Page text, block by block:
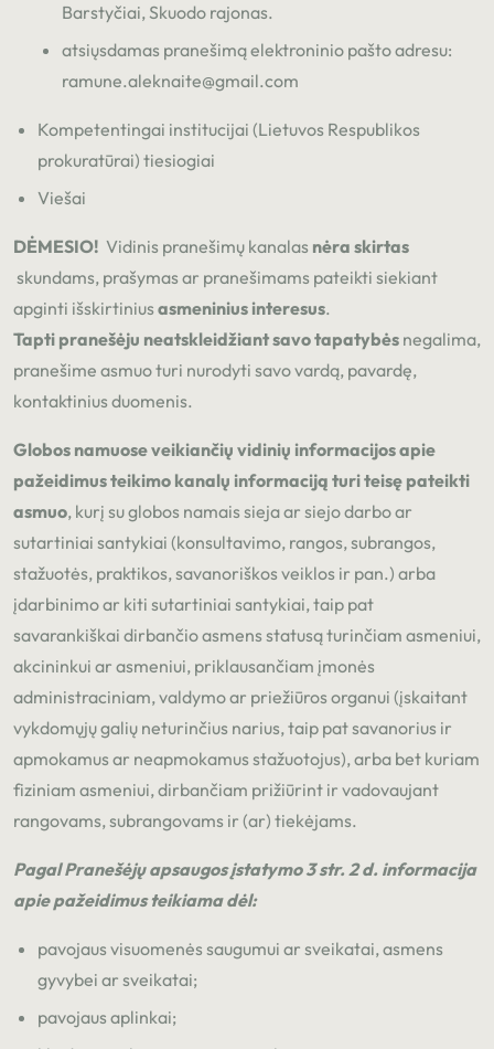
Barstyčiai, Skuodo rajonas.
atsiųsdamas pranešimą elektroninio pašto adresu:
ramune.aleknaite@gmail.com
Kompetentingai institucijai (Lietuvos Respublikos
prokuratūrai) tiesiogiai
Viešai
DĖMESIO! Vidinis pranešimų kanalas nėra skirtas
skundams, prašymas ar pranešimams pateikti siekiant
apginti išskirtiniusasmeninius interesus.
Tapti pranešėju neatskleidžiant savo tapatybės negalima,
pranešime asmuo turi nurodyti savo vardą, pavardę,
kontaktinius duomenis.
Globos namuose veikiančių vidinių informacijos apie
pažeidimus teikimo kanalų informaciją turi teisę pateikti
asmuo, kurį su globos namais sieja ar siejo darbo ar
sutartiniai santykiai (konsultavimo, rangos, subrangos,
stažuotės, praktikos, savanoriškos veiklos ir pan.) arba
įdarbinimo ar kiti sutartiniai santykiai, taip pat
savarankiškai dirbančio asmens statusą turinčiam asmeniui,
akcininkui ar asmeniui, priklausančiam įmonės
administraciniam, valdymo ar priežiūros organui (įskaitant
vykdomųjų galių neturinčius narius, taip pat savanorius ir
apmokamus ar neapmokamus stažuotojus), arba bet kuriam
fiziniam asmeniui, dirbančiam prižiūrint ir vadovaujant
rangovams, subrangovams ir (ar) tiekėjams.
Pagal Pranešėjų apsaugos įstatymo 3 str. 2 d. informacija
apie pažeidimus teikiama dėl:
pavojaus visuomenės saugumui ar sveikatai, asmens
gyvybei ar sveikatai;
pavojaus aplinkai;